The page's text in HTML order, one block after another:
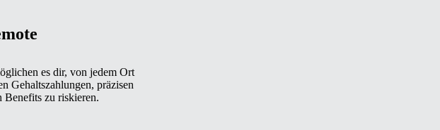
es dir, von jedem Ort
Gehaltszahlungen, präzisen
Benefits zu riskieren.